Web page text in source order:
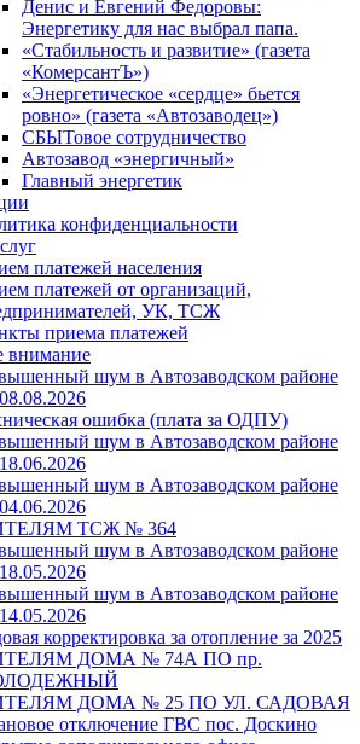
Денис и Евгений Федоровы:
Энергетику для нас выбрал папа.
«Стабильность и развитие» (газета
«КомерсантЪ»)
«Энергетическое «сердце» бьется
ровно» (газета «Автозаводец»)
СБЫТовое сотрудничество
Автозавод «энергичный»
Главный энергетик
конфиденциальности
платежей населения
платежей от организаций,
УК, ТСЖ
приема платежей
внимание
шум в Автозаводском районе
ошибка (плата за ОДПУ)
шум в Автозаводском районе
шум в Автозаводском районе
ТСЖ № 364
шум в Автозаводском районе
шум в Автозаводском районе
корректировка за отопление за 2025
ДОМА № 74А ПО пр.
ДОМА № 25 ПО УЛ. САДОВАЯ
отключение ГВС пос. Доскино